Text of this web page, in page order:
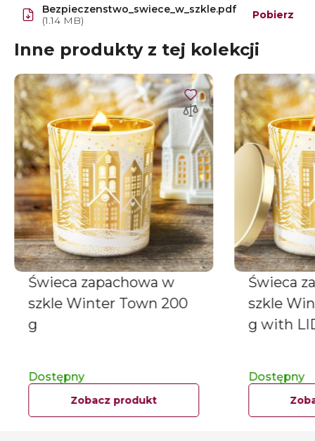
Bezpieczenstwo_swiece_w_szkle.pdf
(1.14 MB)
Pobierz
Inne produkty z tej kolekcji
Świeca zapachowa w
szkle Winter Town 200
g
Dostępny
Zobacz produkt
Świeca
szkle
g with
Dostępny